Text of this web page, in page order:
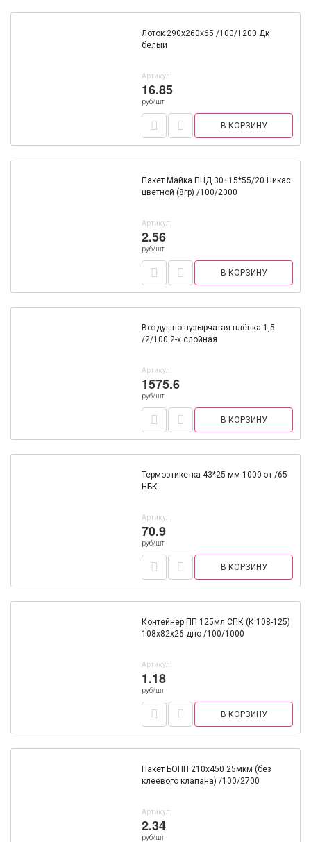
Лоток 290х260х65 /100/1200 Дк
белый
Артикул:
16.85
руб/шт
В КОРЗИНУ
Пакет Майка ПНД 30+15*55/20 Никас
цветной (8гр) /100/2000
Артикул:
2.56
руб/шт
В КОРЗИНУ
Воздушно-пузырчатая плёнка 1,5
/2/100 2-х слойная
Артикул:
1575.6
руб/шт
В КОРЗИНУ
Термоэтикетка 43*25 мм 1000 эт /65
НБК
Артикул:
70.9
руб/шт
В КОРЗИНУ
Контейнер ПП 125мл СПК (К 108-125)
108х82х26 дно /100/1000
Артикул:
1.18
руб/шт
В КОРЗИНУ
Пакет БОПП 210х450 25мкм (без
клеевого клапана) /100/2700
Артикул:
2.34
руб/шт